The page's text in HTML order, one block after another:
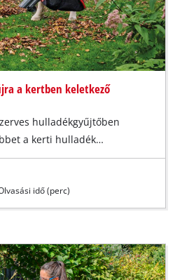
a kertben keletkező
hulladékgyűjtőben
a kerti hulladék…
idő (perc)